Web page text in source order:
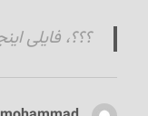
؟؟؟، فایلی